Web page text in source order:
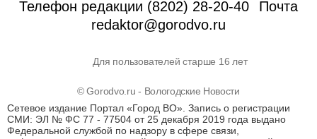
Телефон редакции (8202) 28-20-40
Почта
redaktor@gorodvo.ru
Для пользователей старше 16 лет
© Gorodvo.ru - Вологодские Новости
Сетевое издание Портал «Город ВО». Запись о регистрации
СМИ: ЭЛ № ФС 77 - 77504 от 25 декабря 2019 года выдано
Федеральной службой по надзору в сфере связи,